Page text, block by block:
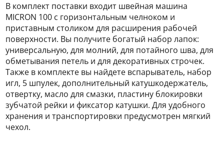
В комплект поставки входит швейная машина
MICRON 100 с горизонтальным челноком и
приставным столиком для расширения рабочей
поверхности. Вы получите богатый набор лапок:
универсальную, для молний, для потайного шва, для
обметывания петель и для декоративных строчек.
Также в комплекте вы найдете вспарыватель, набор
игл, 5 шпулек, дополнительный катушкодержатель,
отвертку, масло для смазки, пластину блокировки
зубчатой рейки и фиксатор катушки. Для удобного
хранения и транспортировки предусмотрен мягкий
чехол.